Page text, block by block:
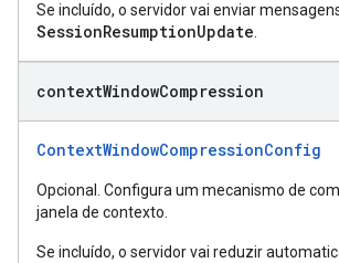
Se incluído, o servidor vai enviar
SessionResumptionUpdate
contextWindowCompression
ContextWindowCompressionConfig
Opcional. Configura um mecanismo de
janela de contexto.
Se incluído, o servidor vai reduzir